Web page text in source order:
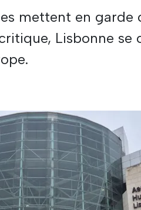
mettent en garde
Lisbonne se